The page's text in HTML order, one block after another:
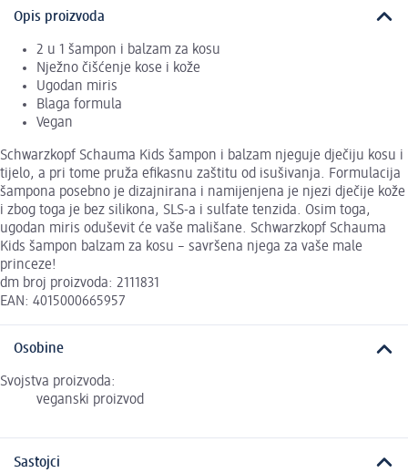
Opis proizvoda
2 u 1 šampon i balzam za kosu
Nježno čišćenje kose i kože
Ugodan miris
Blaga formula
Vegan
Schwarzkopf Schauma Kids šampon i balzam njeguje dječiju kosu i
tijelo, a pri tome pruža efikasnu zaštitu od isušivanja. Formulacija
šampona posebno je dizajnirana i namijenjena je njezi dječije kože
i zbog toga je bez silikona, SLS-a i sulfate tenzida. Osim toga,
ugodan miris oduševit će vaše mališane. Schwarzkopf Schauma
Kids šampon balzam za kosu – savršena njega za vaše male
princeze!
dm broj proizvoda: 2111831
EAN: 4015000665957
Osobine
Svojstva proizvoda:
veganski proizvod
Sastojci